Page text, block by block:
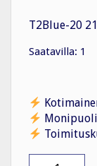
T2Blue-20
Saatavilla: 1